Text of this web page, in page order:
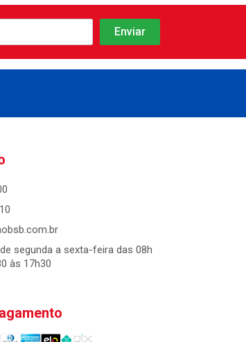
segunda a sexta-feira das 08h
às 17h30